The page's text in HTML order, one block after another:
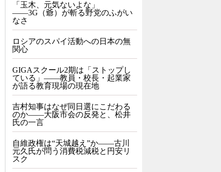
「玉木、元気ないよな」
――3G（爺）が斬る野党のふがい
なさ
ロシアのスパイ活動への日本の無
関心
GIGAスクール2期は「ストップし
ている」——教員・校長・起業家
が語る教育現場の現在地
吉村知事はなぜ同日選にこだわる
のか――大阪市会の反発と、松井
氏の一言
自維政権は“天城越え”か――古川
元久氏が問う消費税減税と円安リ
スク